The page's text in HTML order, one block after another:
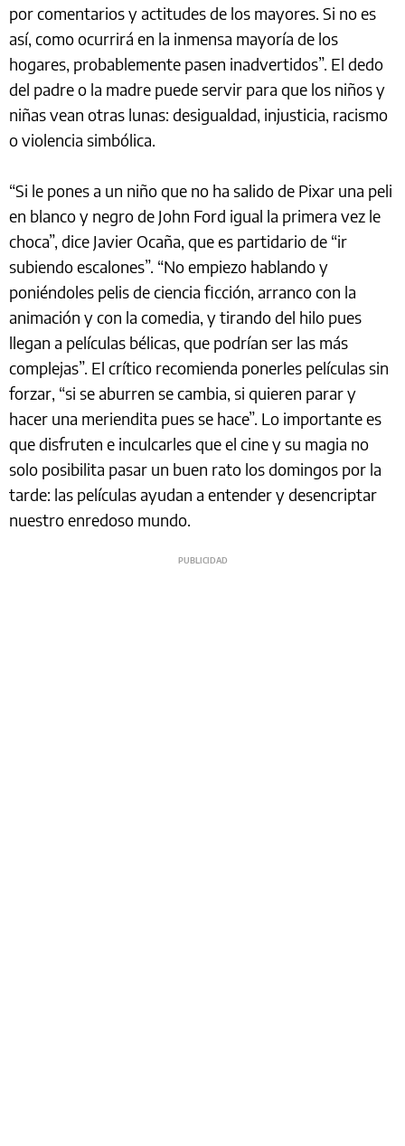
por comentarios y actitudes de los mayores. Si no es
así, como ocurrirá en la inmensa mayoría de los
hogares, probablemente pasen inadvertidos”. El dedo
del padre o la madre puede servir para que los niños y
niñas vean otras lunas: desigualdad, injusticia, racismo
o violencia simbólica.
“Si le pones a un niño que no ha salido de Pixar una peli
en blanco y negro de John Ford igual la primera vez le
choca”, dice Javier Ocaña, que es partidario de “ir
subiendo escalones”. “No empiezo hablando y
poniéndoles pelis de ciencia ficción, arranco con la
animación y con la comedia, y tirando del hilo pues
llegan a películas bélicas, que podrían ser las más
complejas”. El crítico recomienda ponerles películas sin
forzar, “si se aburren se cambia, si quieren parar y
hacer una meriendita pues se hace”. Lo importante es
que disfruten e inculcarles que el cine y su magia no
solo posibilita pasar un buen rato los domingos por la
tarde: las películas ayudan a entender y desencriptar
nuestro enredoso mundo.